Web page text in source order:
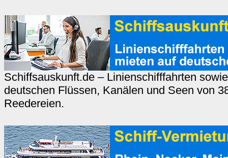
Schiffsauskunft.de – Linienschifffahrten
deutschen Flüssen, Kanälen und Seen von
Reedereien.